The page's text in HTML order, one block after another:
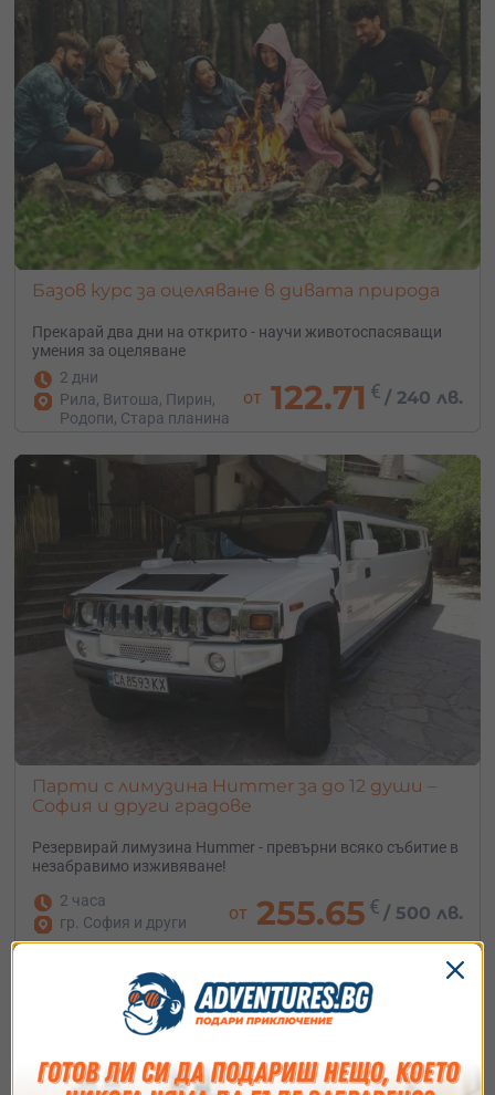
Базов курс за оцеляване в дивата природа
Прекарай два дни на открито - научи животоспасяващи
умения за оцеляване
2 дни
Рила, Витоша, Пирин,
Родопи, Стара планина
от 122.71 € /240 лв.
Парти с лимузина Hummer за до 12 души –
София и други градове
Резервирай лимузина Hummer - превърни всяко събитие в
незабравимо изживяване!
2 часа
гр. София и други
от 255.65 € / 500 лв.